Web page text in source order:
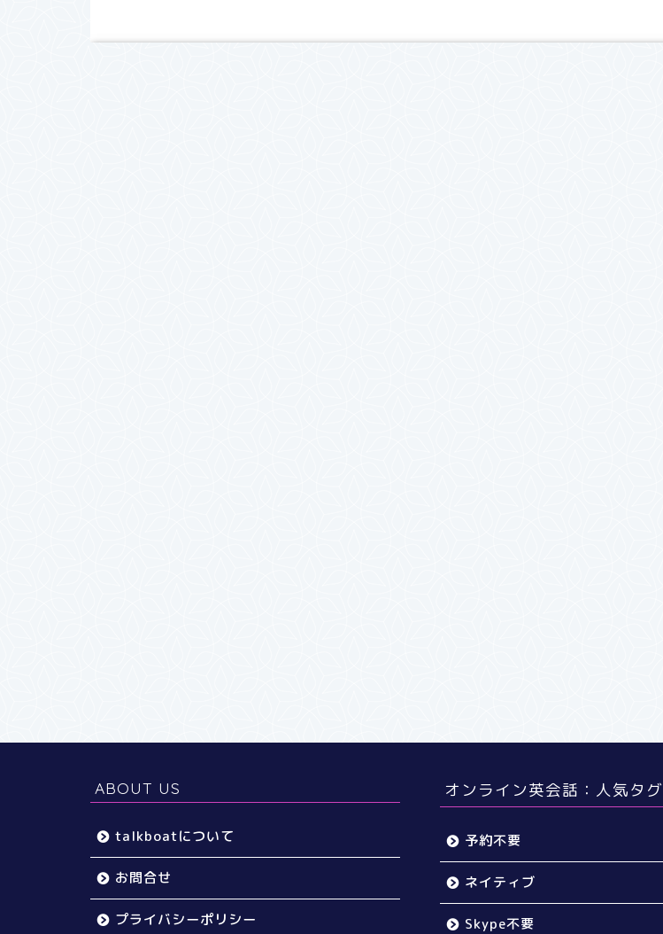
ABOUT US
talkboatについて
お問合せ
プライバシーポリシー
オンライン英会話：人気タグ
予約不要
ネイティブ
Skype不要